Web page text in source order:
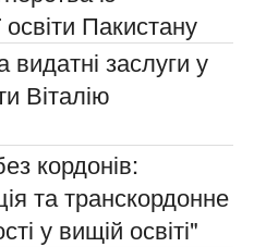
Пакистану
заслуги у
Віталію
кордонів:
та транскордонне
у вищій освіті"